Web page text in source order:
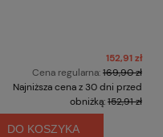
152,91 zł
Cena regularna:169,90 zł
Najniższa cena z 30 dni przed
obniżką:152,91 zł
DO KOSZYKA